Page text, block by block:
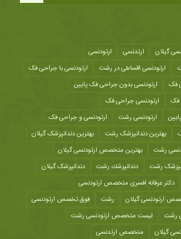
گیلان ارتدنسی
ارتودنسی
ارتودنسی اقساطی در رشت
ارتودنسی با جراحی فک
فک
ارتودنسی بدون جراحی فک پایین
فک
ارتودنسی جراحی فک
ارتودنسی رشت
ارتودنسی و جراحی فک
بهترین دندانپزشک رشت
بهترین دندانپزشک گیلان
رشت
بهترین متخصص ارتودنسی گیلان
رشت
دندانپزشك رشت
دندانپزشک گیلان
دکتر عرفانه افسری متخصص ارتودنسی
ارتودنسی گیلان
رشت
فوق تخصص ارتودنسی
رشت
لیست متخصص ارتودنسی رشت
گیلان
متخصص ارتدنسی